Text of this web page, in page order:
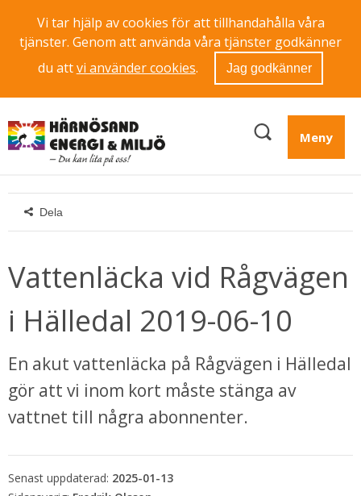
Vi tar hjälp av cookies för att tillhandahålla våra
tjänster. Genom att använda våra tjänster godkänner
du attvi använder cookies. Jag godkänner
Meny
Dela
Vattenläcka vid Rågvägen
i Hälledal 2019-06-10
En akut vattenläcka på Rågvägen i Hälledal
gör att vi inom kort måste stänga av
vattnet till några abonnenter.
Senast uppdaterad: 2025-01-13